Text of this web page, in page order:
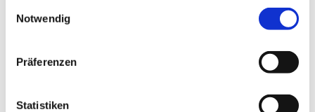
Notwendig
Präferenzen
Statistiken
Januar 2023